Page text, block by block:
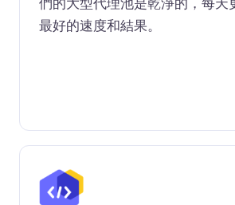
最好的速度和結果。